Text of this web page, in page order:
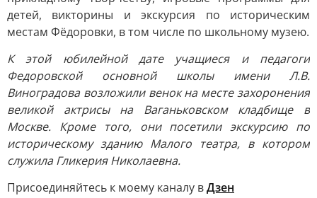
детей, викторины и экскурсия по историческим
местам Фёдоровки, в том числе по школьному музею.
К этой юбилейной дате учащиеся и педагоги
Федоровской основной школы имени Л.В.
Виноградова возложили венок на месте захоронения
великой актрисы на Ваганьковском кладбище в
Москве. Кроме того, они посетили экскурсию по
историческому зданию Малого театра, в котором
служила Гликерия Николаевна.
Присоединяйтесь к моему каналу вДзен